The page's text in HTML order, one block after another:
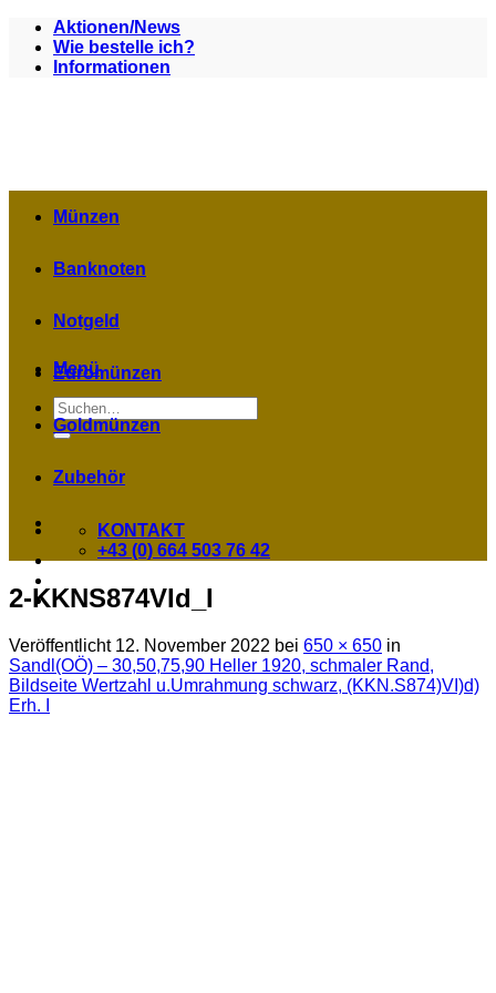
Zum
Inhalt
springen
Aktionen/News
Wie bestelle ich?
Informationen
Menü
Suchen
nach:
Münzen
Banknoten
Notgeld
Euromünzen
Goldmünzen
Zubehör
KONTAKT
+43 (0) 664 503 76 42
2-KKNS874VId_I
Veröffentlicht 12. November 2022 bei 650 × 650 in
Sandl(OÖ) – 30,50,75,90 Heller 1920, schmaler Rand,
Bildseite Wertzahl u.Umrahmung schwarz, (KKN.S874)VI)d)
Erh. I